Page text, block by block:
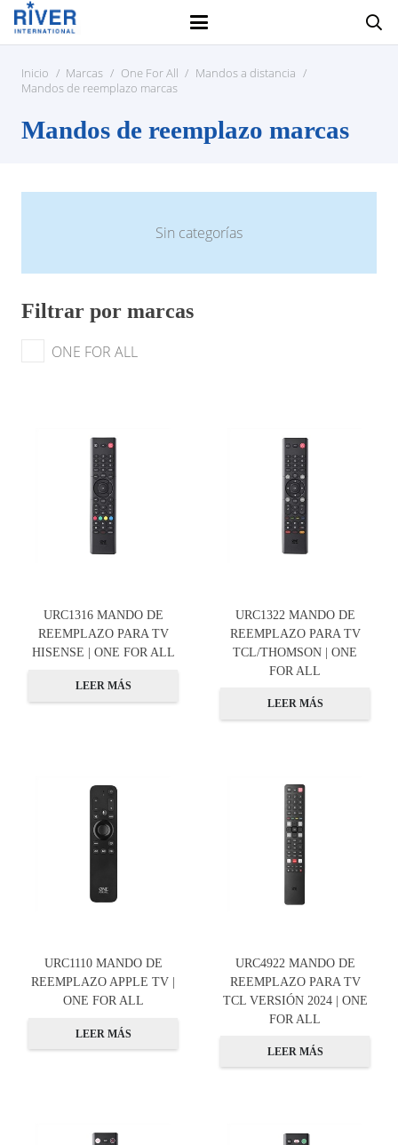
Inicio / Marcas / One For All / Mandos a distancia /
Mandos de reemplazo marcas
Mandos de reemplazo marcas
Sin categorías
Filtrar por marcas
ONE FOR ALL
URC1316 MANDO DE
REEMPLAZO PARA TV
HISENSE | ONE FOR ALL
LEER MÁS
URC1322 MANDO DE
REEMPLAZO PARA TV
TCL/THOMSON | ONE
FOR ALL
LEER MÁS
URC1110 MANDO DE
REEMPLAZO APPLE TV |
ONE FOR ALL
LEER MÁS
URC4922 MANDO DE
REEMPLAZO PARA TV
TCL VERSIÓN 2024 | ONE
FOR ALL
LEER MÁS